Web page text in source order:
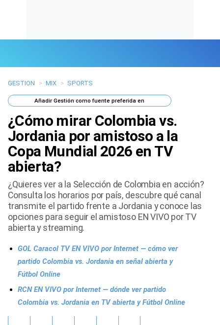
Últimas Noticias
Mi Bolsillo
Respuestas
Gente
Tendencias Mix
Sports
GESTION > MIX > SPORTS
AñadirGestión como fuente preferida en
¿Cómo mirar Colombia vs.
Jordania por amistoso a la
Copa Mundial 2026 en TV
abierta?
¿Quieres ver a la Selección de Colombia en acción?
Consulta los horarios por país, descubre qué canal
transmite el partido frente a Jordania y conoce las
opciones para seguir el amistoso EN VIVO por TV
abierta y streaming.
GOL Caracol TV EN VIVO por Internet — cómo ver
partido Colombia vs. Jordania en señal abierta y
Fútbol Online
RCN EN VIVO por Internet — dónde ver partido
Colombia vs. Jordania en TV abierta y Fútbol Online